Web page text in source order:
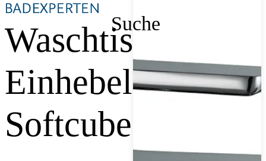
Suche
Waschtisch-
Einhebelmischer
Softcube